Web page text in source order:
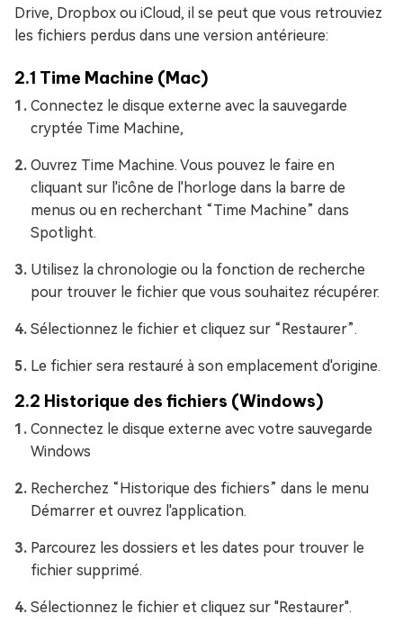
Drive, Dropbox ou iCloud, il se peut que vous retrouviez
les fichiers perdus dans une version antérieure:
2.1 Time Machine (Mac)
Connectez le disque externe avec la sauvegarde
cryptée Time Machine,
Ouvrez Time Machine. Vous pouvez le faire en
cliquant sur l'icône de l'horloge dans la barre de
menus ou en recherchant “Time Machine” dans
Spotlight.
Utilisez la chronologie ou la fonction de recherche
pour trouver le fichier que vous souhaitez récupérer.
Sélectionnez le fichier et cliquez sur “Restaurer”.
Le fichier sera restauré à son emplacement d'origine.
2.2 Historique des fichiers (Windows)
Connectez le disque externe avec votre sauvegarde
Windows
Recherchez “Historique des fichiers” dans le menu
Démarrer et ouvrez l'application.
Parcourez les dossiers et les dates pour trouver le
fichier supprimé.
Sélectionnez le fichier et cliquez sur "Restaurer".